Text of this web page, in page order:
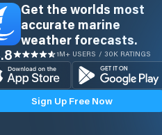
Get the worlds most
accurate marine
weather forecasts.
1M+ USERS / 30K RATINGS
Sign Up Free Now